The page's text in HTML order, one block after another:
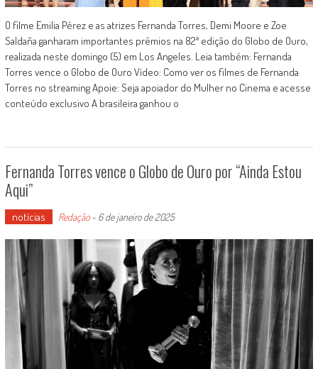
O filme Emilia Pérez e as atrizes Fernanda Torres, Demi Moore e Zoe
Saldaña ganharam importantes prêmios na 82ª edição do Globo de Ouro,
realizada neste domingo (5) em Los Angeles. Leia também: Fernanda
Torres vence o Globo de Ouro Vídeo: Como ver os filmes de Fernanda
Torres no streaming Apoie: Seja apoiador do Mulher no Cinema e acesse
conteúdo exclusivo A brasileira ganhou o
Fernanda Torres vence o Globo de Ouro por “Ainda Estou
Aqui”
notícias Redação- 6 de janeiro de 2025